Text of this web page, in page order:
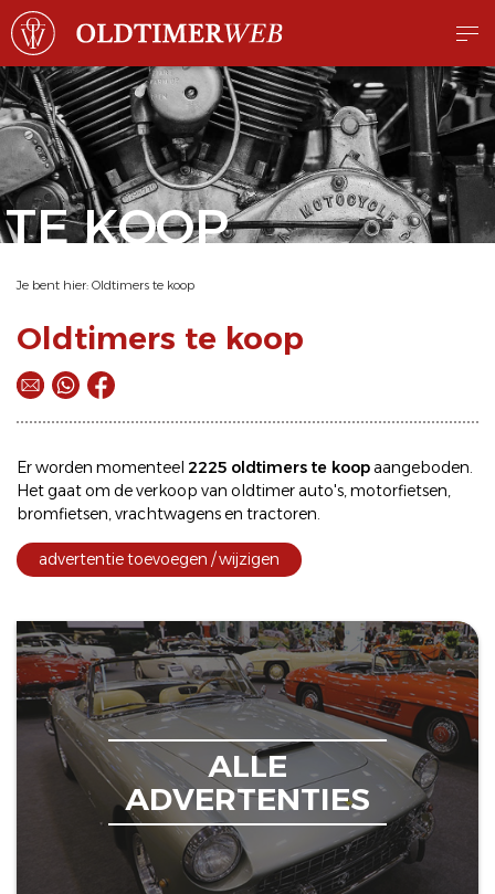
TE KOOP
Je bent hier: Oldtimers te koop
Oldtimers te koop
Er worden momenteel 2225 oldtimers te koopaangeboden.
Het gaat om deverkoop van oldtimerauto's,motorfietsen,
bromfietsen,vrachtwagens en tractoren.
advertentie toevoegen / wijzigen
ALLE
ADVERTENTIES